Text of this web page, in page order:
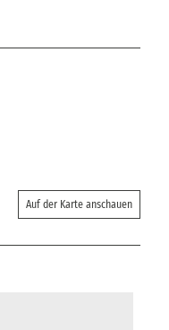
Auf der Karte anschauen